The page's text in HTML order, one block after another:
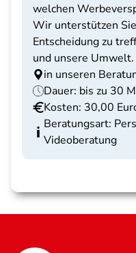
welchen
Wir unterstützen
Entscheidung zu
und unsere Umwelt.
in unseren
Dauer: bis zu 30
Kosten: 30,00
Beratungsart:
Videoberatung